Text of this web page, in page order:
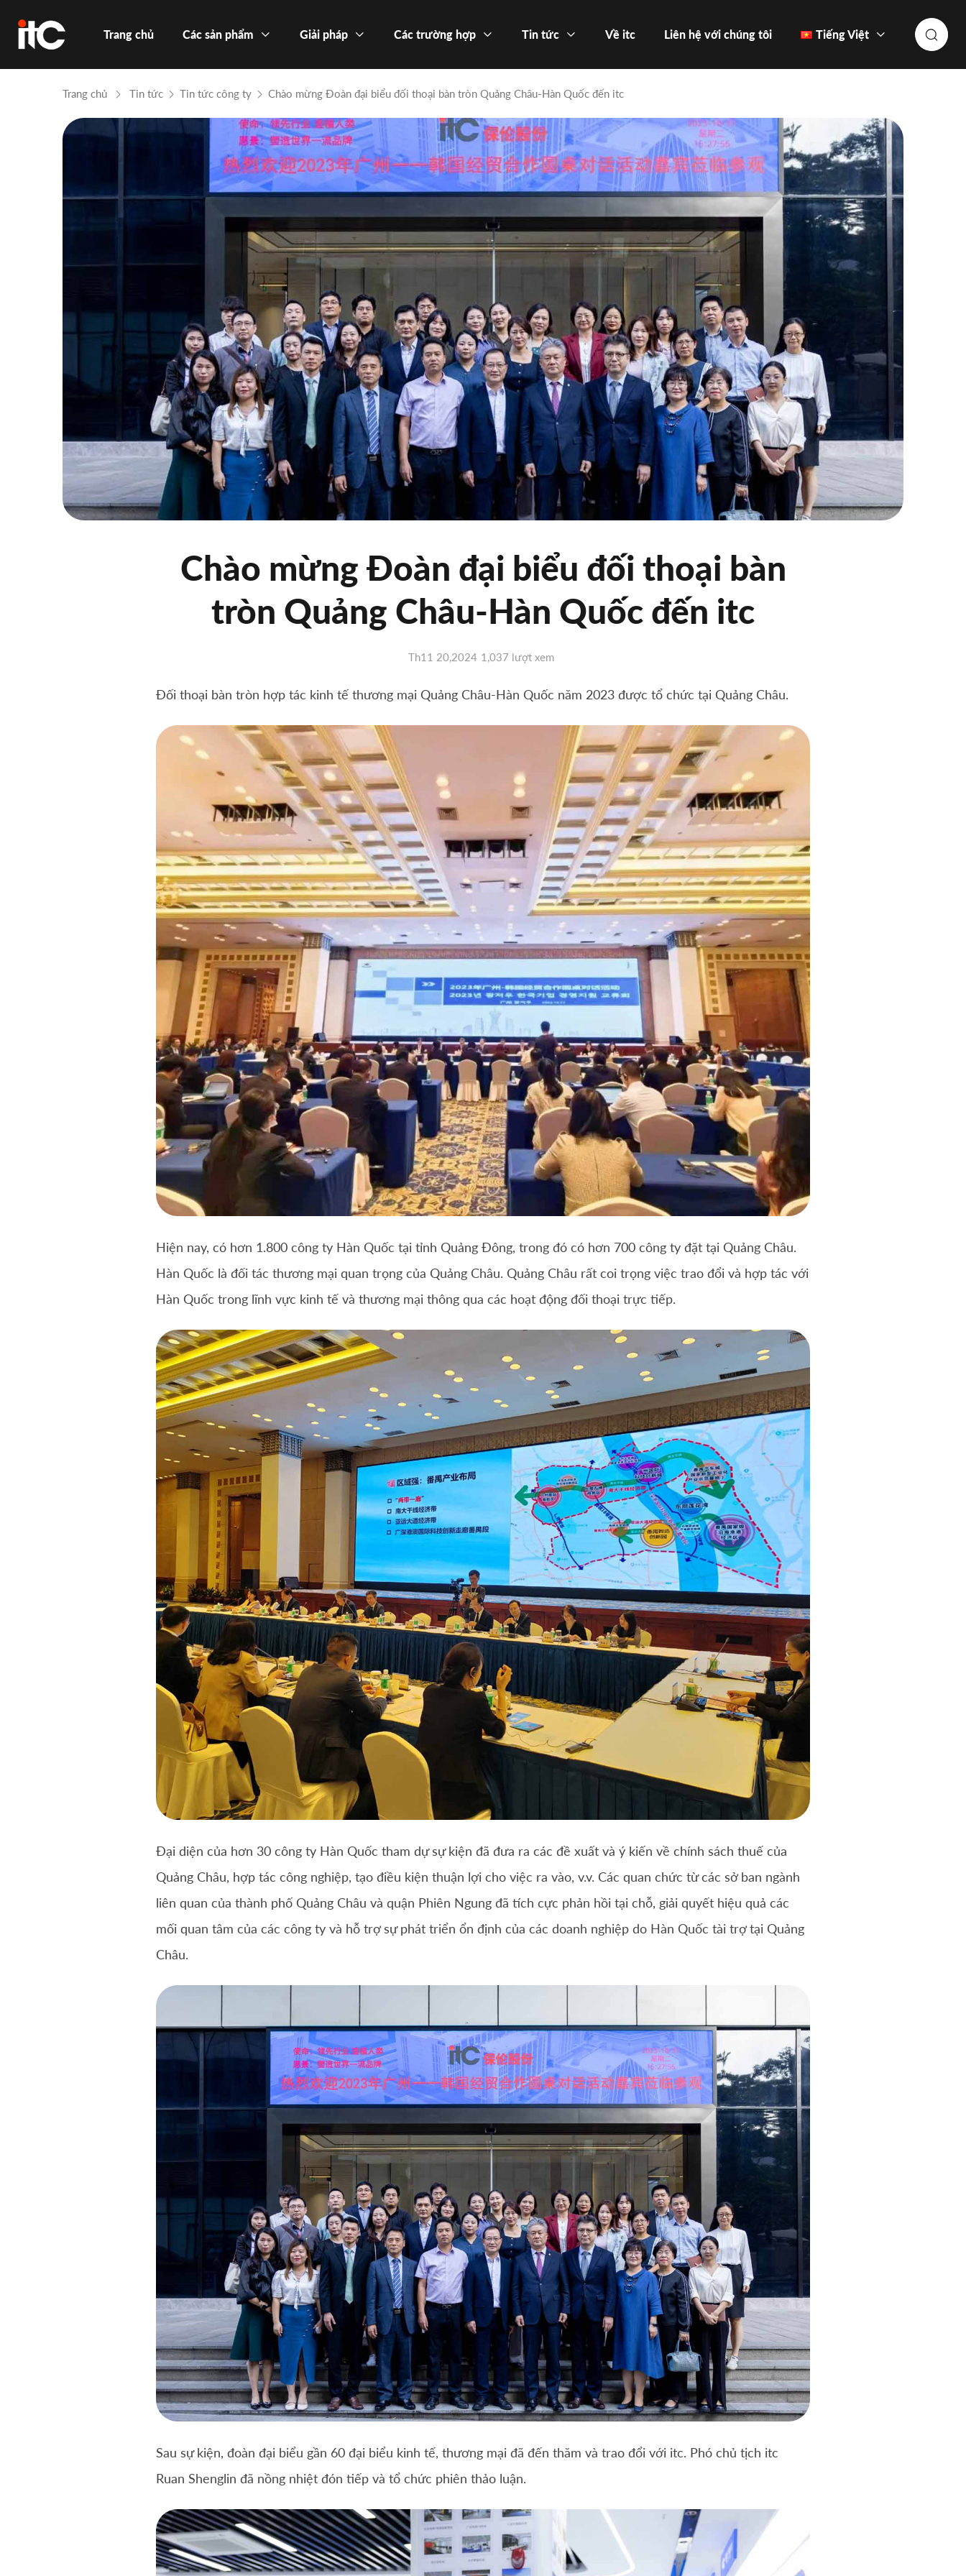
Trang chủ Các sản phẩm Giải pháp Các trường hợp Tin tức Về itc Liên hệ với chúng tôi Tiếng Việt
Trang chủ Tin tức Tin tức công ty Chào mừng Đoàn đại biểu đối thoại bàn tròn Quảng Châu-Hàn Quốc đến itc
Chào mừng Đoàn đại biểu đối thoại bàn
tròn Quảng Châu-Hàn Quốc đến itc
Th11 20,2024 1,037 lượt xem
Đối thoại bàn tròn hợp tác kinh tế thương mại Quảng Châu-Hàn Quốc năm 2023 được tổ chức tại Quảng Châu.
Hiện nay, có hơn 1.800 công ty Hàn Quốc tại tỉnh Quảng Đông, trong đó có hơn 700 công ty đặt tại Quảng Châu.
Hàn Quốc là đối tác thương mại quan trọng của Quảng Châu. Quảng Châu rất coi trọng việc trao đổi và hợp tác với
Hàn Quốc trong lĩnh vực kinh tế và thương mại thông qua các hoạt động đối thoại trực tiếp.
Đại diện của hơn 30 công ty Hàn Quốc tham dự sự kiện đã đưa ra các đề xuất và ý kiến ​​về chính sách thuế của
Quảng Châu, hợp tác công nghiệp, tạo điều kiện thuận lợi cho việc ra vào, v.v. Các quan chức từ các sở ban ngành
liên quan của thành phố Quảng Châu và quận Phiên Ngung đã tích cực phản hồi tại chỗ, giải quyết hiệu quả các
mối quan tâm của các công ty và hỗ trợ sự phát triển ổn định của các doanh nghiệp do Hàn Quốc tài trợ tại Quảng
Châu.
Sau sự kiện, đoàn đại biểu gần 60 đại biểu kinh tế, thương mại đã đến thăm và trao đổi với itc. Phó chủ tịch itc
Ruan Shenglin đã nồng nhiệt đón tiếp và tổ chức phiên thảo luận.